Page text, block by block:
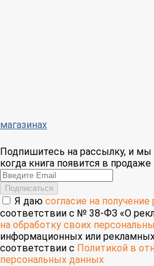
магазинах
Подпишитесь на рассылку, и
когда книга появится в продаже
Email
Подписаться
Я даю согласие на
соответствии с № 38-ФЗ «О
на обработку своих
информационных или
соответствии с Политикой в
персональных данных